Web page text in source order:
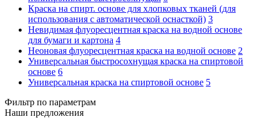
Краска на спирт. основе для хлопковых тканей (для
использования с автоматической оснасткой) 3
Невидимая флуоресцентная краска на водной основе
для бумаги и картона 4
Неоновая флуоресцентная краска на водной основе 2
Универсальная быстросохнущая краска на спиртовой
основе 6
Универсальная краска на спиртовой основе 5
Фильтр по параметрам
Наши предложения